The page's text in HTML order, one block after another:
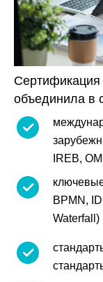
Сертификация
объединила в
IREB,
BPMN,
Waterfall)